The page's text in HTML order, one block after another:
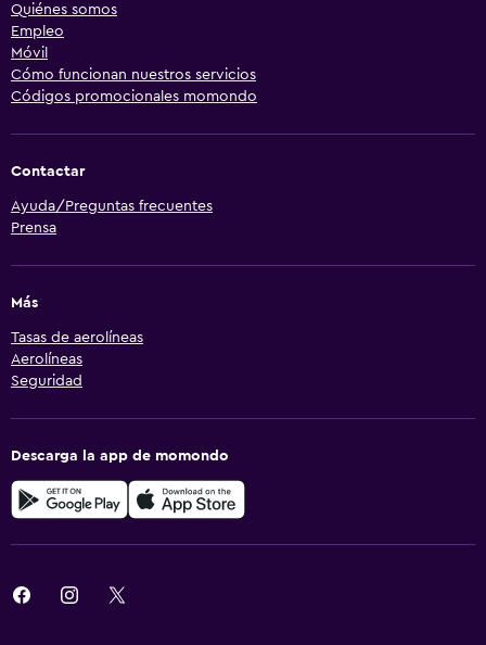
Quiénes somos
Empleo
Móvil
Cómo funcionan nuestros servicios
Códigos promocionales momondo
Contactar
Ayuda/Preguntas frecuentes
Prensa
Más
Tasas de aerolíneas
Aerolíneas
Seguridad
Descarga la app de momondo